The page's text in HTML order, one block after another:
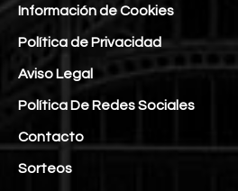
Información de Cookies
Política de Privacidad
Aviso Legal
Política De Redes Sociales
Contacto
Sorteos